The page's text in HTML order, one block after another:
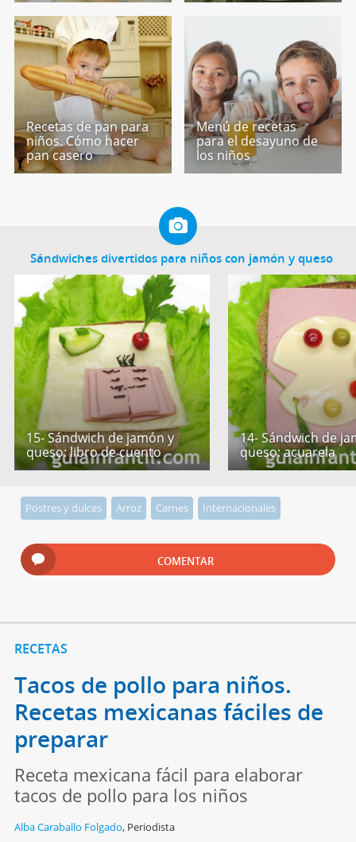
Recetas de pan para
niños. Cómo hacer
pan casero
Menú de recetas
para el desayuno de
los niños
Sándwiches divertidos para niños con jamón y queso
15- Sándwich de jamón y
queso: libro de cuento
14- Sándwich de
queso: acuarela
Postres y dulces Arroz Carnes Internacionales
COMENTAR
RECETAS
Tacos de pollo para niños.
Recetas mexicanas fáciles de
preparar
Receta mexicana fácil para elaborar
tacos de pollo para los niños
Alba Caraballo Folgado, Periodista